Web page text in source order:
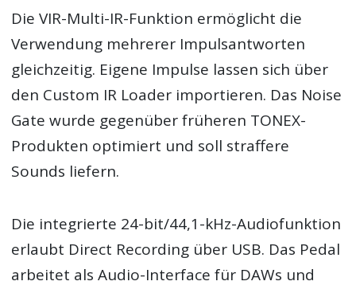
Die VIR-Multi-IR-Funktion ermöglicht die
Verwendung mehrerer Impulsantworten
gleichzeitig. Eigene Impulse lassen sich über
den Custom IR Loader importieren. Das Noise
Gate wurde gegenüber früheren TONEX-
Produkten optimiert und soll straffere
Sounds liefern.
Die integrierte 24-bit/44,1-kHz-Audiofunktion
erlaubt Direct Recording über USB. Das Pedal
arbeitet als Audio-Interface für DAWs und